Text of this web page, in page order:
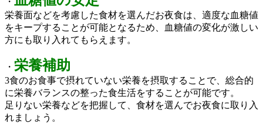
栄養面などを考慮した食材を選んだお夜食は、適度な血糖値
をキープすることが可能となるため、血糖値の変化が激しい
方にも取り入れてもらえます。
・ 栄養補助
3食のお食事で摂れていない栄養を摂取することで、総合的
に栄養バランスの整った食生活をすることが可能です。
足りない栄養などを把握して、食材を選んでお夜食に取り入
れましょう。